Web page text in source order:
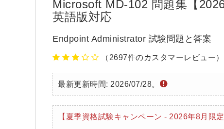
Microsoft MD-102 問題集【
英語版対応
Endpoint Administrator 試験問題と答案
（2697件のカスタマーレビュー）
最新更新時間: 2026/07/28。
【夏季資格試験キャンペーン - 2026年8月限